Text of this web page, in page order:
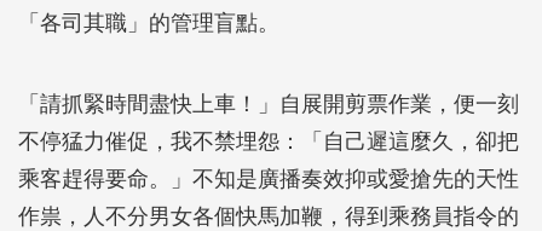
「各司其職」的管理盲點。
「請抓緊時間盡快上車！」自展開剪票作業，便一刻
不停猛力催促，我不禁埋怨：「自己遲這麼久，卻把
乘客趕得要命。」不知是廣播奏效抑或愛搶先的天性
作祟，人不分男女各個快馬加鞭，得到乘務員指令的